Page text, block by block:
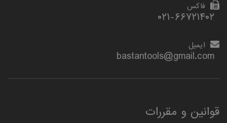
فاکس
۰۲۱-۶۶۷۲۱۴۰۲
ایمیل
bastantools@gmail.com
قوانین و مقررات